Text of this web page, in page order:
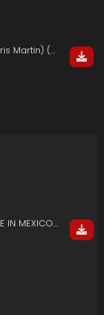
Kanye West - Homecoming (Ft. Chris Martin) (HQ)
KANYE WEST - HOMECOMING 4K LIVE IN MEXICO CITY NIGHT 2